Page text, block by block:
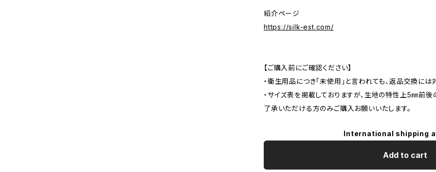
紹介ページ
https://silk-est.com/
【ご購入前にご確認ください】
・衛生用品につき「未使用」と言われても、返品交換には
・サイズ表を掲載しておりますが、生地の特性上5㎜前
了承いただける方のみご購入お願いいたします。
International shipping
Add to cart